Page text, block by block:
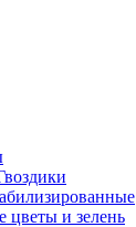
цветы и зелень